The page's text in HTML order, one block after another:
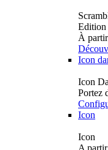
Edition
À
Icon
Icon
Portez
Icon
Icon